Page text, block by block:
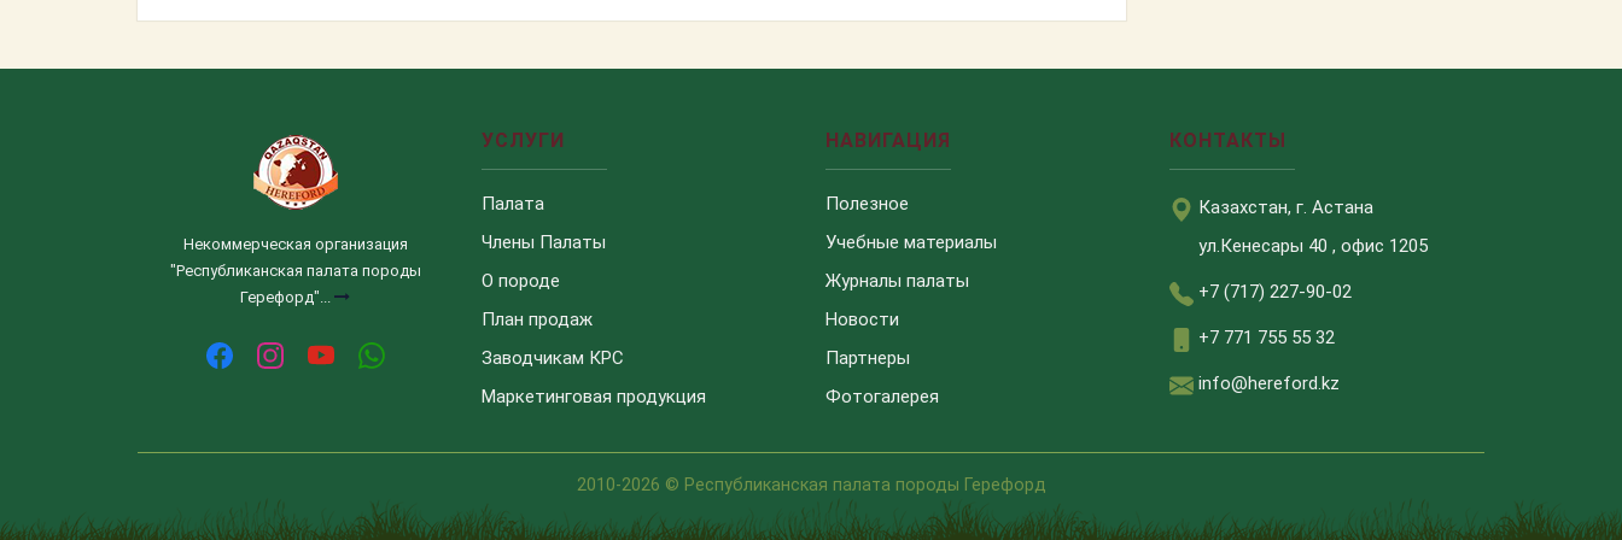
Некоммерческая организация
"Республиканская палата породы
Герефорд"...
УСЛУГИ
Палата
Члены Палаты
О породе
План продаж
Заводчикам КРС
Маркетинговая продукция
НАВИГАЦИЯ
Полезное
Учебные материалы
Журналы палаты
Новости
Партнеры
Фотогалерея
КОНТАКТЫ
Казахстан, г. Астана
ул.Кенесары 40 , офис 1205
+7 (717) 227-90-02
+7 771 755 55 32
info@hereford.kz
2010-2026 © Республиканская палата породы Герефорд